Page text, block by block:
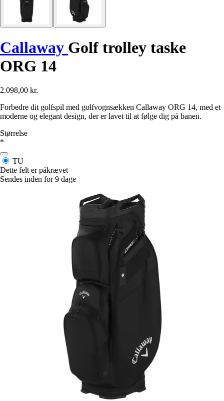
Callaway Golf trolley taske
ORG 14
2.098,00 kr.
Forbedre dit golfspil med golfvognsækken Callaway ORG 14, med et
moderne og elegant design, der er lavet til at følge dig på banen.
Størrelse
*
TU
Dette felt er påkrævet
Sendes inden for 9 dage